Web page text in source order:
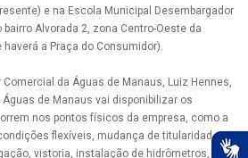
e na Escola Municipal Desembargador
bairro Alvorada 2, zona Centro-Oeste da
a Praça do Consumidor).
da Águas de Manaus, Luiz Hennes,
de Manaus vai disponibilizar os
nos pontos físicos da empresa, como a
flexíveis, mudança de titularidade,
vistoria, instalação de hidrômetros,